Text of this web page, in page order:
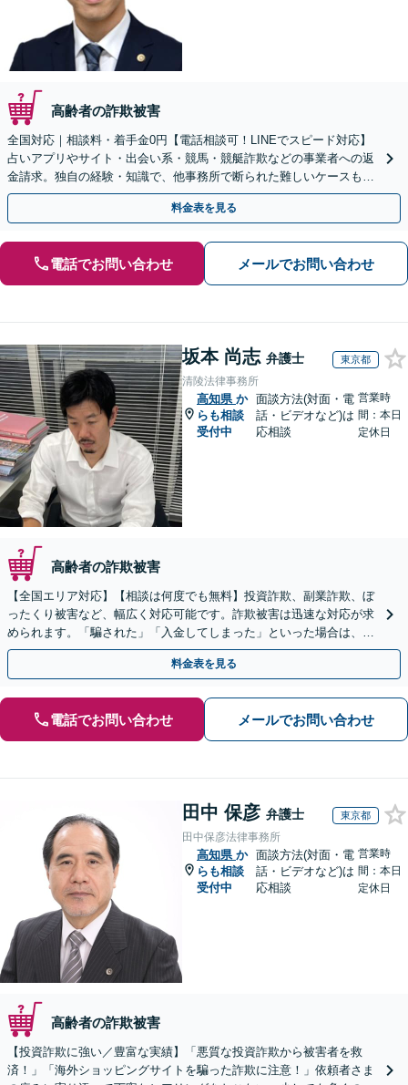
高齢者の詐欺被害
全国対応｜相談料・着手金0円【電話相談可！LINEでスピード対応】
占いアプリやサイト・出会い系・競馬・競艇詐欺などの事業者への返
金請求。独自の経験・知識で、他事務所で断られた難しいケースも解
決に導いた実績あり。まずはお気軽にご相談ください
料金表を見る
電話でお問い合わせ メールでお問い合わせ
坂本 尚志 弁護士 東京都
清陵法律事務所
高知県 か
らも相談
受付中
面談方法(対面・電
話・ビデオなど)は
応相談
営業時
間：本日
定休日
高齢者の詐欺被害
【全国エリア対応】【相談は何度でも無料】投資詐欺、副業詐欺、ぼ
ったくり被害など、幅広く対応可能です。詐欺被害は迅速な対応が求
められます。「騙された」「入金してしまった」といった場合は、お
早めにご相談ください。【電話・メール・WEB相談可】
料金表を見る
電話でお問い合わせ メールでお問い合わせ
田中 保彦 弁護士 東京都
田中保彦法律事務所
高知県 か
らも相談
受付中
面談方法(対面・電
話・ビデオなど)は
応相談
営業時
間：本日
定休日
高齢者の詐欺被害
【投資詐欺に強い／豊富な実績】「悪質な投資詐欺から被害者を救
済！」「海外ショッピングサイトを騙った詐欺に注意！」依頼者さま